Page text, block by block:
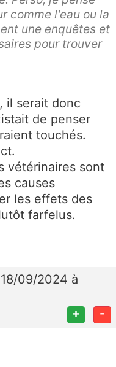
comme l'eau ou la
une enquêtes et
pour trouver
il serait donc
de penser
touchés.
vétérinaires sont
causes
les effets des
farfelus.
09/2024 à
+ -